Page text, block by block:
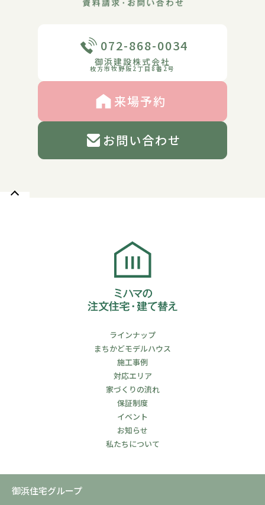
072-868-0034
御浜建設株式会社
枚方市牧野阪2丁目8番2号
来場予約
お問い合わせ
ラインナップ
まちかどモデルハウス
施工事例
対応エリア
家づくりの流れ
保証制度
イベント
お知らせ
私たちについて
御浜住宅グループ